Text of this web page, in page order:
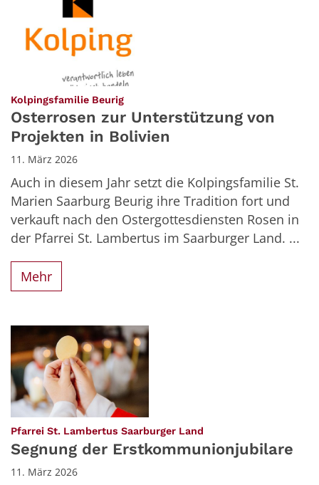
Kolpingsfamilie Beurig:
Osterrosen zur Unterstützung von
Projekten in Bolivien
11. März 2026
Auch in diesem Jahr setzt die Kolpingsfamilie St.
Marien Saarburg Beurig ihre Tradition fort und
verkauft nach den Ostergottesdiensten Rosen in
der Pfarrei St. Lambertus im Saarburger Land. ...
Mehr
Pfarrei St. Lambertus Saarburger Land
Segnung der Erstkommunionjubilare
11. März 2026